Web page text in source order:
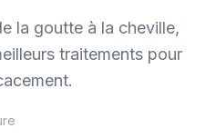
la goutte à la cheville,
traitements pour